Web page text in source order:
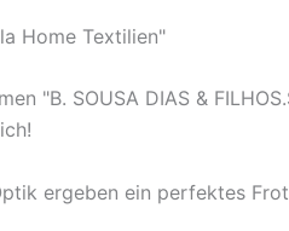
Home Textilien"
"B. SOUSA DIAS &
ergeben ein perfektes